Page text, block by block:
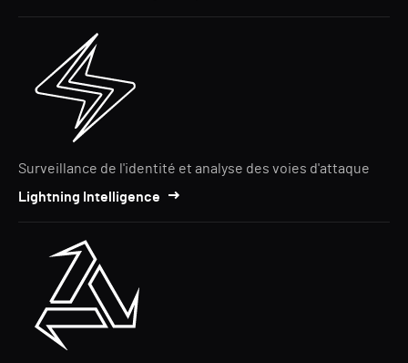
Surveillance de l'identité et analyse des voies d'attaque
Lightning Intelligence